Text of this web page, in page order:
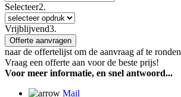
Selecteer2.
Vrijblijvend3.
Offerte aanvragen
naar de offertelijst om de aanvraag af te ronden
Vraag een offerte aan voor de beste prijs!
Voor meer informatie, en snel antwoord...
Mail